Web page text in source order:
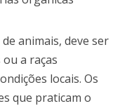
animais, deve ser
a raças
locais. Os
que praticam o